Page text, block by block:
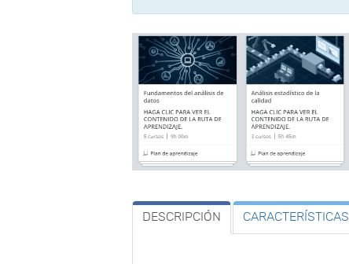
DESCRIPCIÓN CARACTERÍSTICAS